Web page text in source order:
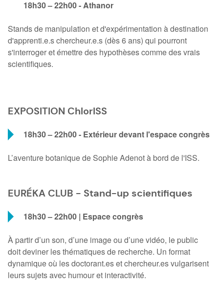
18h30 – 22h00 - Athanor
Stands de manipulation et d'expérimentation à destination
d'apprenti.e.s chercheur.e.s (dès 6 ans) qui pourront
s'interroger et émettre des hypothèses comme des vrais
scientifiques.
EXPOSITION ChlorISS
18h30 – 22h00 - Extérieur devant l'espace congrès
L’aventure botanique de Sophie Adenot à bord de l'ISS.
EURÉKA CLUB - Stand-up scientifiques
18h30 – 22h00 | Espace congrès
À partir d’un son, d’une image ou d’une vidéo, le public
doit deviner les thématiques de recherche. Un format
dynamique où les doctorant.es et chercheur.es vulgarisent
leurs sujets avec humour et interactivité.